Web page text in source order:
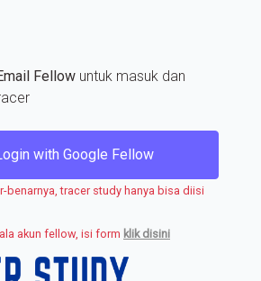
Fellow untuk masuk dan
with Google Fellow
benarnya, tracer study hanya bisa diisi
akun fellow, isi form klik disini